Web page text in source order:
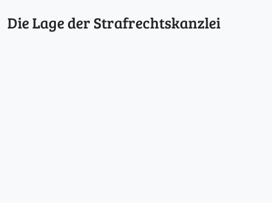
Die Lage der Strafrechtskanzlei